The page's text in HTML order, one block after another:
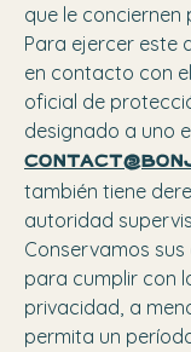
que le conciernen
Para ejercer este
en contacto con
oficial de
designado a uno
también tiene
autoridad
Conservamos
para cumplir con
privacidad, a
permita un